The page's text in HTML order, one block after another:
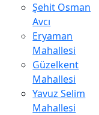
Şehit Osman
Avcı
Eryaman
Mahallesi
Güzelkent
Mahallesi
Yavuz Selim
Mahallesi